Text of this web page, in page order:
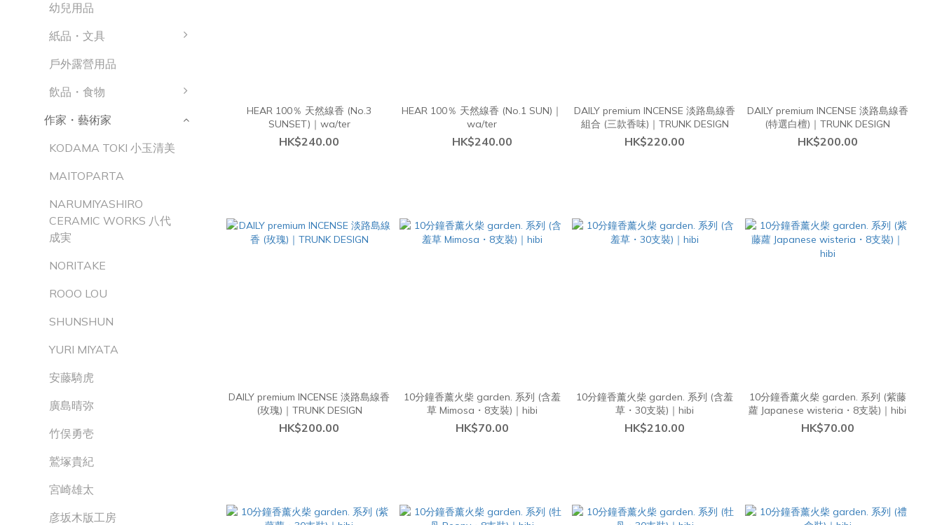
幼兒用品
紙品・文具
戶外露營用品
飲品・食物
作家・藝術家
KODAMA TOKI 小玉清美
MAITOPARTA
NARUMIYASHIRO
CERAMIC WORKS 八代
成実
NORITAKE
ROOO LOU
SHUNSHUN
YURI MIYATA
安藤騎虎
廣島晴弥
竹俣勇壱
鷲塚貴紀
宮崎雄太
彦坂木版工房
HEAR 100％ 天然線香 (No.3
SUNSET)｜wa/ter
HK$240.00
HEAR 100％ 天然線香 (No.1 SUN)｜
wa/ter
HK$240.00
DAILY premium INCENSE 淡路島線香
組合 (三款香味)｜TRUNK DESIGN
HK$220.00
DAILY premium INCENSE 淡路島線香
(特選白檀)｜TRUNK DESIGN
HK$200.00
DAILY premium INCENSE 淡路島線香
(玫瑰)｜TRUNK DESIGN
HK$200.00
10分鐘香薰火柴 garden. 系列 (含羞
草 Mimosa・8支裝)｜hibi
HK$70.00
10分鐘香薰火柴 garden. 系列 (含羞
草・30支裝)｜hibi
HK$210.00
10分鐘香薰火柴 garden. 系列 (紫藤
蘿 Japanese wisteria・8支裝)｜hibi
HK$70.00